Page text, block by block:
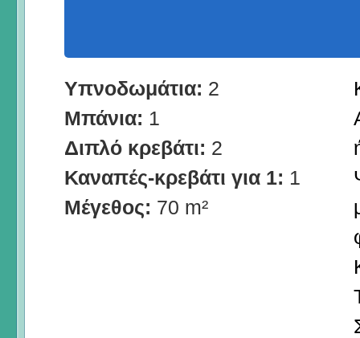
Υπνοδωμάτια: 2
Μπάνια: 1
Διπλό κρεβάτι: 2
Καναπές-κρεβάτι για 1: 1
Μέγεθος: 70 m²